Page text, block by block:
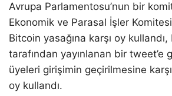
Avrupa Parlamentosu’nun bir
Ekonomik ve Parasal İşler
Bitcoin yasağına karşı oy
tarafından yayınlanan bir tweet’e
üyeleri girişimin geçirilmesine
oy kullandı.